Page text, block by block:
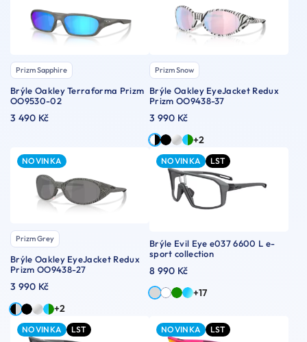
Prizm Sapphire
Brýle Oakley Terraforma Prizm
OO9530-02
3 490 Kč
Prizm Snow
Brýle Oakley EyeJacket Redux
Prizm OO9438-37
3 990 Kč
+2
NOVINKA
Prizm Grey
Brýle Oakley EyeJacket Redux
Prizm OO9438-27
3 990 Kč
+2
NOVINKA LST
Brýle Evil Eye e037 6600 L e-
sport collection
8 990 Kč
+17
NOVINKA LST NOVINKA LST